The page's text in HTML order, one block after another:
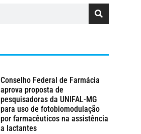
Conselho Federal de Farmácia
aprova proposta de
pesquisadoras da UNIFAL-MG
para uso de fotobiomodulação
por farmacêuticos na assistência
a lactantes